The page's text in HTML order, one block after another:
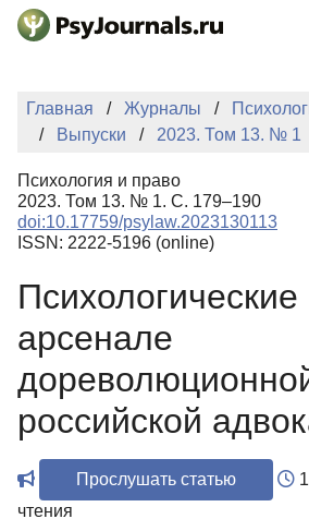
Перейти к основному содержанию
НОВОСТИ
ИЗДАНИЯ
ПОДАТЬ
БАЗА ЗНАНИЙ
КЛЮЧЕВЫЕ
Регистрация
Главная Журналы
Выпуски
2023. Том 13. № 1
Психология и право
2023. Том 13. № 1. С. 179–190
doi:10.17759/psylaw.2023130113
ISSN: 2222-5196 (online)
арсенале
российской
Прослушать статью
чтения